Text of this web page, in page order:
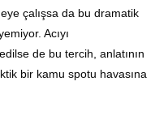
çalışsa da bu dramatik
Acıyı
de bu tercih, anlatının
bir kamu spotu havasına